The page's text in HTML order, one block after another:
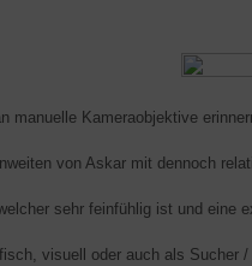
manuelle Kameraobjektive
von Askar mit dennoch
sehr feinfühlig ist und eine
visuell oder auch als Sucher